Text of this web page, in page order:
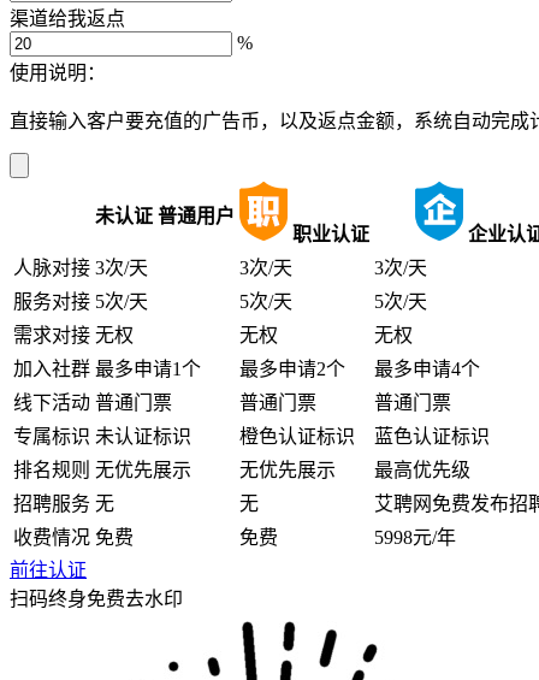
渠道给我返点
%
使用说明：
直接输入客户要充值的广告币，以及返点金额，系统自动完
未认证 普通用户
职业认证
企业认
人脉对接 3次/天 3次/天
3次/天
服务对接 5次/天 5次/天
5次/天
需求对接 无权 无权
无权
加入社群 最多申请1个 最多申请2个
最多申请4个
线下活动 普通门票 普通门票
普通门票
专属标识 未认证标识 橙色认证标识
蓝色认证标识
排名规则 无优先展示 无优先展示
最高优先级
招聘服务 无 无
艾聘网免费发布招
收费情况 免费 免费
5998元/年
前往认证
扫码终身免费去水印